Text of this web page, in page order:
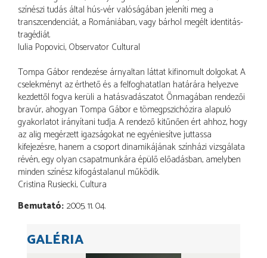
színészi tudás által hús-vér valóságában jeleníti meg a
transzcendenciát, a Romániában, vagy bárhol megélt identitás-
tragédiát.
Iulia Popovici, Observator Cultural
Tompa Gábor rendezése árnyaltan láttat kifinomult dolgokat. A
cselekményt az érthető és a felfoghatatlan határára helyezve
kezdettől fogva kerüli a hatásvadászatot. Önmagában rendezői
bravúr, ahogyan Tompa Gábor e tömegpszichózira alapuló
gyakorlatot irányítani tudja. A rendező kitűnően ért ahhoz, hogy
az alig megérzett igazságokat ne egyéniesítve juttassa
kifejezésre, hanem a csoport dinamikájának színházi vizsgálata
révén, egy olyan csapatmunkára épülő előadásban, amelyben
minden színész kifogástalanul működik.
Cristina Rusiecki, Cultura
Bemutató 2005. 11. 04.
GALÉRIA